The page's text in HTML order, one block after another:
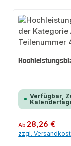
Verfügbar,
Regulärer Preis:
Ab 28,26 €
zzgl.